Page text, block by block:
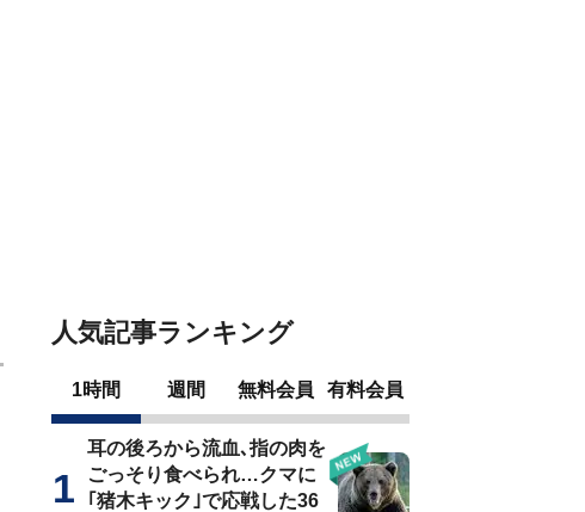
人気記事ランキング
1時間 週間 無料会員 有料会員
耳の後ろから流血､指の肉を
ごっそり食べられ…クマに
｢猪木キック｣で応戦した36